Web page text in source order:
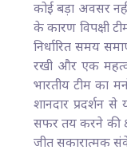
कोई बड़ा अवसर
के कारण विपक्षी
निर्धारित समय
रखी और एक
भारतीय टीम का
शानदार प्रदर्शन से
सफर तय करने की
जीत सकारात्मक